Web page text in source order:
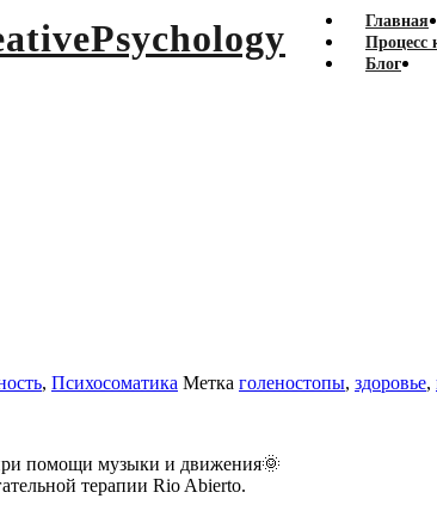
Главная
Процесс
Блог
, Психосоматика Метка голеностопы, здоровье,
помощи музыки и движения🌞
терапии Rio Abierto.